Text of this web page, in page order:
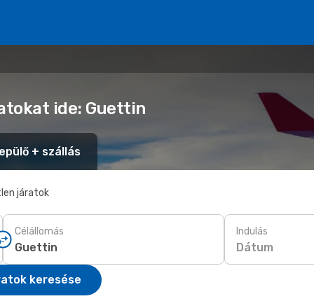
ide: Guettin
+ szállás
járatok
Célállomás Indulás
Dátum
keresése